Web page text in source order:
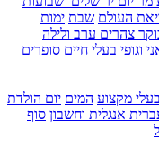
העולם שבת ימות
צהרים ערב ולילה
וגופי בעלי חיים סופרים
בעלי מקצוע המים יום הולדת
אנגלית וחשבון סוף